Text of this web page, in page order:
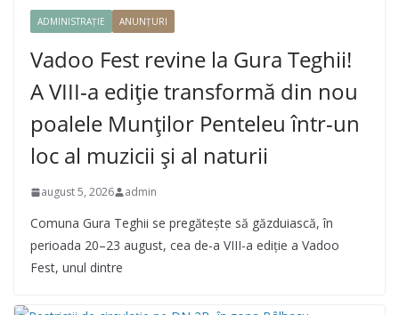
ADMINISTRAȚIE ANUNȚURI
Vadoo Fest revine la Gura Teghii!
A VIII-a ediție transformă din nou
poalele Munților Penteleu într-un
loc al muzicii și al naturii
august 5, 2026 admin
Comuna Gura Teghii se pregătește să găzduiască, în
perioada 20–23 august, cea de-a VIII-a ediție a Vadoo
Fest, unul dintre